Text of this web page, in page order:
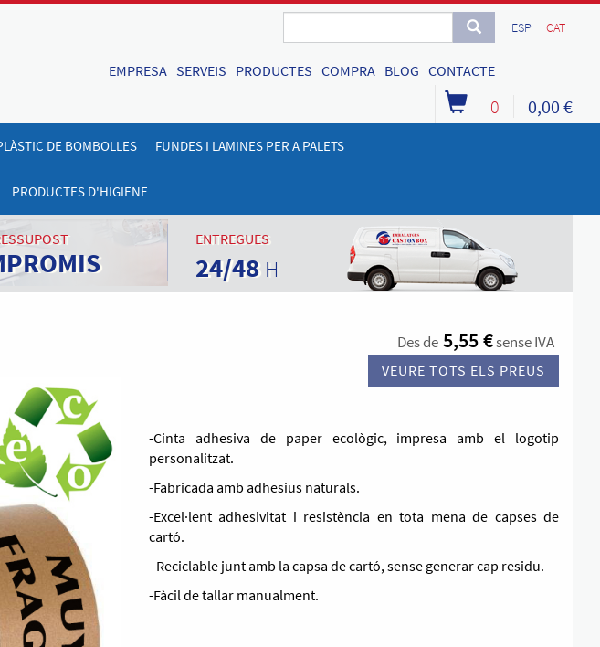
ESP CAT
EMPRESA SERVEIS PRODUCTES COMPRA BLOG CONTACTE
0 0,00 €
DE BOMBOLLES FUNDES I LAMINES PER A PALETS
PRODUCTES D'HIGIENE
ENTREGUES
24/48H
Des de 5,55 €sense IVA
VEURE TOTS ELS PREUS
-Cinta adhesiva de paper ecològic, impresa amb el logotip
personalitzat.
-Fabricada amb adhesius naturals.
-Excel·lent adhesivitat i resistència en tota mena de capses de
cartó.
- Reciclable junt amb la capsa de cartó, sense generar cap residu.
-Fàcil de tallar manualment.